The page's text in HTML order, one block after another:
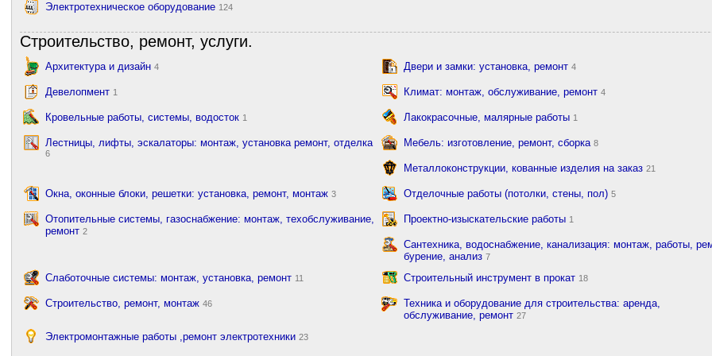
Электротехническое оборудование 124
Строительство, ремонт, услуги.
Архитектура и дизайн 4 Двери и замки: установка, ремонт 4
Девелопмент 1 Климат: монтаж, обслуживание, ремонт 4
Кровельные работы, системы, водосток 1 Лакокрасочные, малярные работы 1
Лестницы, лифты, эскалаторы: монтаж, установка ремонт, отделка
6
Мебель: изготовление, ремонт, сборка 8
Металлоконструкции, кованные изделия на заказ 21
Окна, оконные блоки, решетки: установка, ремонт, монтаж 3 Отделочные работы (потолки, стены, пол) 5
Отопительные системы, газоснабжение: монтаж, техобслуживание,
ремонт 2
Проектно-изыскательские работы 1
Сантехника, водоснабжение, канализация: монтаж, работы,
бурение, анализ 7
Слаботочные системы: монтаж, установка, ремонт 11 Строительный инструмент в прокат 18
Строительство, ремонт, монтаж 46
Техника и оборудование для строительства: аренда,
обслуживание, ремонт 27
Электромонтажные работы ,ремонт электротехники 23